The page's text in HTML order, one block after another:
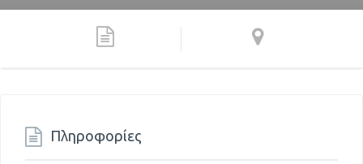
Πληροφορίες